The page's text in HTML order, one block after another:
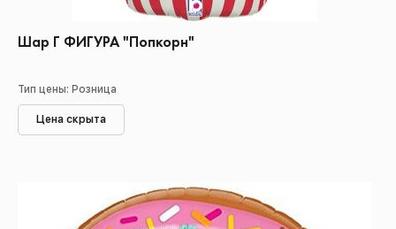
Шар Г ФИГУРА "Попкорн"
Тип цены: Розница
Цена скрыта